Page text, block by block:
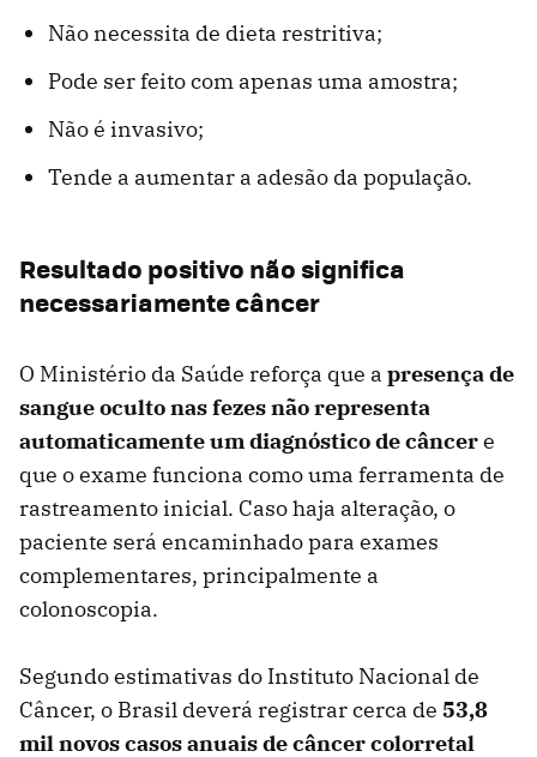
Não necessita de dieta restritiva;
Pode ser feito com apenas uma amostra;
Não é invasivo;
Tende a aumentar a adesão da população.
Resultado positivo não significa
necessariamente câncer
O Ministério da Saúde reforça que a presença de
sangue oculto nas fezes não representa
automaticamente um diagnóstico de câncere
que o exame funciona como uma ferramenta de
rastreamento inicial. Caso haja alteração, o
paciente será encaminhado para exames
complementares, principalmente a
colonoscopia.
Segundo estimativas do Instituto Nacional de
Câncer, o Brasil deverá registrar cerca de 53,8
mil novos casos anuais de câncer colorretal